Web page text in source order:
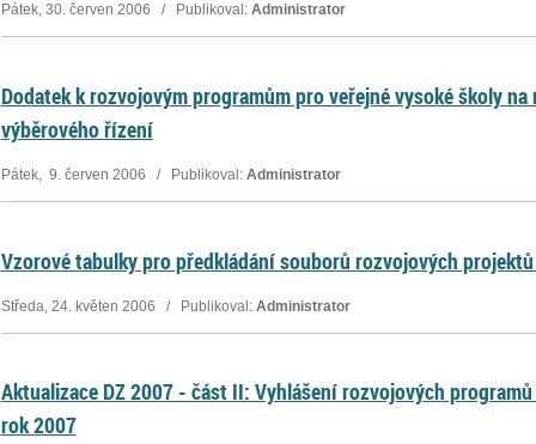
Pátek, 30. červen 2006 / Publikoval: Administrator
Dodatek k rozvojovým programům pro veřejné vysoké školy
výběrového řízení
Pátek, 9. červen 2006 / Publikoval: Administrator
Vzorové tabulky pro předkládání souborů rozvojových
Středa, 24. květen 2006 / Publikoval: Administrator
Aktualizace DZ 2007 - část II: Vyhlášení rozvojových
rok 2007